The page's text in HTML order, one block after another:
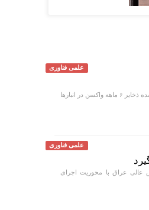
علمی فناوری
معاون بهداشت وزارت بهداشت گفت: در حال حاضر با پیش‌بینی‌های انجام شده ذخایر ۶ ماهه واکسن در انبار‌ها
علمی فناوری
عالی عراق با محوریت اجرای